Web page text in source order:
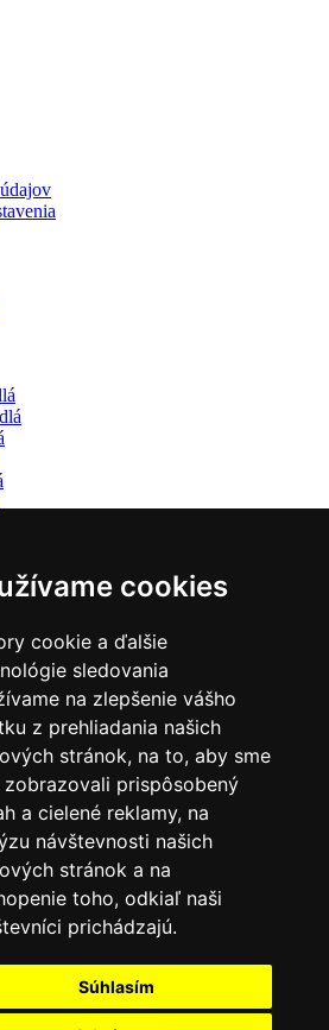
cookies
cookie a ďalšie
sledovania
na zlepšenie vášho
z prehliadania našich
stránok, na to, aby sme
zobrazovali prispôsobený
a cielené reklamy, na
návštevnosti našich
stránok a na
toho, odkiaľ naši
prichádzajú.
Súhlasím
25